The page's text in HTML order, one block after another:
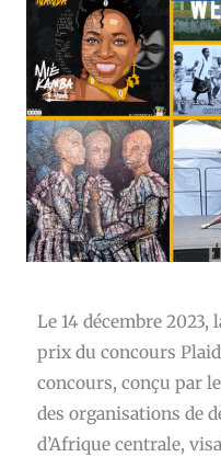
Le 14 décembre 2023,
prix du concours
concours, conçu par
des organisations de
d’Afrique centrale,